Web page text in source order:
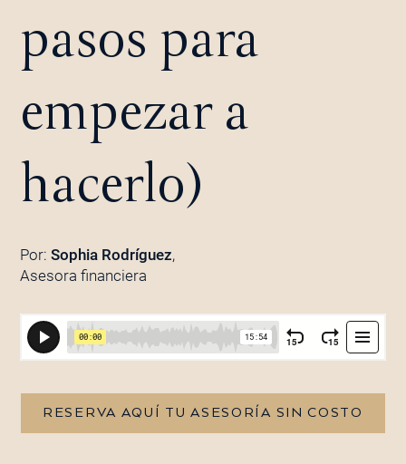
pasos para
empezar a
hacerlo)
Por: Sophia Rodríguez,
Asesora financiera
RESERVA AQUÍ TU ASESORÍA SIN COSTO